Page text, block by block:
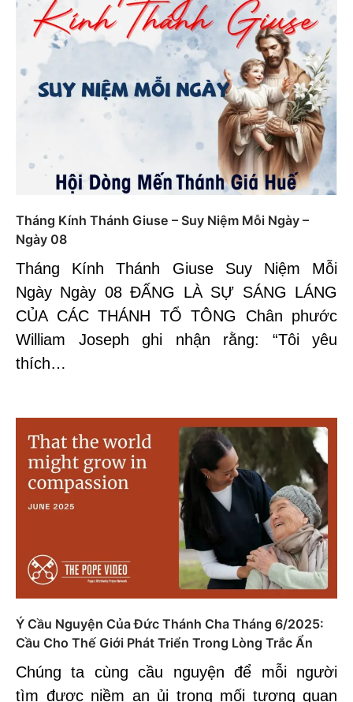
Tháng Kính Thánh Giuse – Suy Niệm Mỗi Ngày –
Ngày 08
Tháng Kính Thánh Giuse Suy Niệm Mỗi
Ngày Ngày 08 ĐẤNG LÀ SỰ SÁNG LÁNG
CỦA CÁC THÁNH TỔ TÔNG Chân phước
William Joseph ghi nhận rằng: “Tôi yêu
thích…
Ý Cầu Nguyện Của Đức Thánh Cha Tháng 6/2025:
Cầu Cho Thế Giới Phát Triển Trong Lòng Trắc Ẩn
Chúng ta cùng cầu nguyện để mỗi người
tìm được niềm an ủi trong mối tương quan